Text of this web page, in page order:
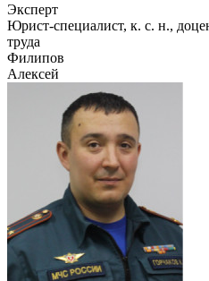
Эксперт
Юрист-специалист, к. с. н.,
труда
Филипов
Алексей